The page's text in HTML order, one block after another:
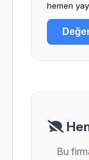
hemen
Bu